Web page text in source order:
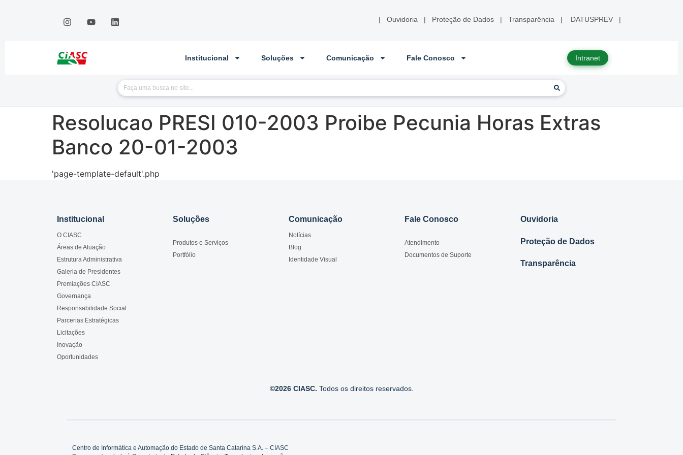
| Ouvidoria | Proteção de Dados | Transparência | DATUSPREV |
Institucional Soluções Comunicação Fale Conosco Intranet
Resolucao PRESI 010-2003 Proibe Pecunia Horas Extras
Banco 20-01-2003
'page-template-default'.php
Institucional
O CIASC
Áreas de Atuação
Estrutura Administrativa
Galeria de Presidentes
Premiações CIASC
Governança
Responsabilidade Social
Parcerias Estratégicas
Licitações
Inovação
Oportunidades
Soluções
Produtos e Serviços
Portfólio
Comunicação
Notícias
Blog
Identidade Visual
Fale Conosco
Atendimento
Documentos de Suporte
Ouvidoria
Proteção de Dados
Transparência
©2026 CIASC. Todos os direitos reservados.
Centro de Informática e Automação do Estado de Santa Catarina S.A. – CIASC